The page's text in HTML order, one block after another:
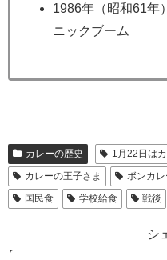
1986年（昭和61年
ニックブーム
カレーの歴史 1月22日は
カレーの王子さま
ボンカレ
国民食
学校給食 戦後
シ